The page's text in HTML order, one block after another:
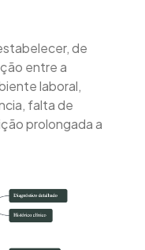
de
entre a
laboral,
falta de
prolongada a